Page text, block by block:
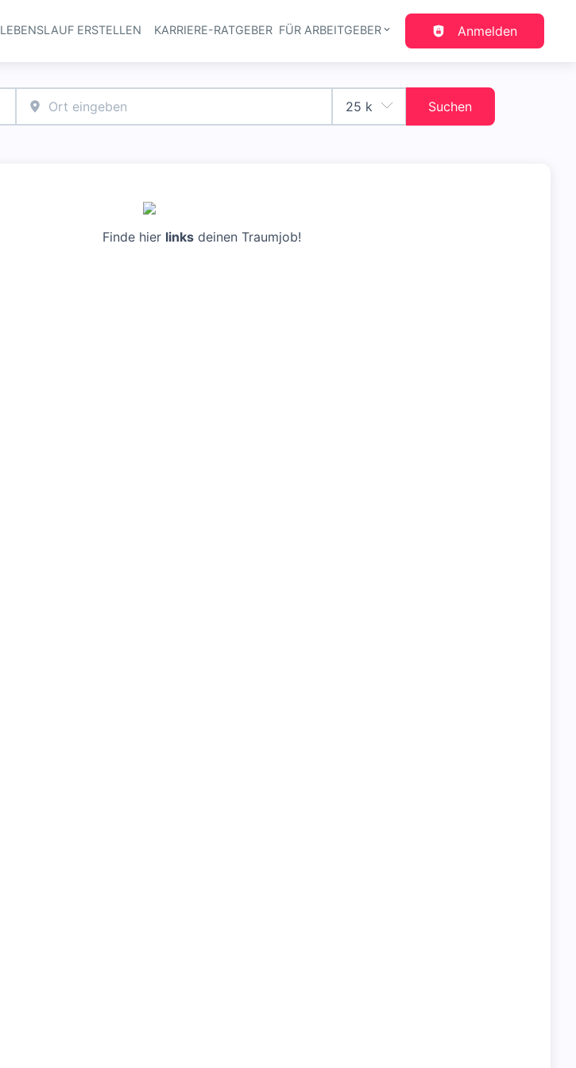
Haupt-Navigation
LEBENSLAUF ERSTELLEN KARRIERE-RATGEBER FÜR ARBEITGEBER Anmelden
Suchen
Finde hier linksdeinen Traumjob!